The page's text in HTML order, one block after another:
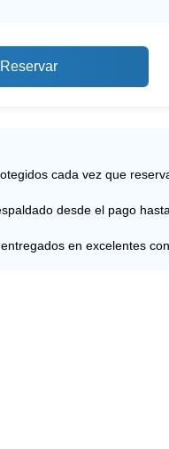
Reservar
cada vez que
desde el pago
en excelentes